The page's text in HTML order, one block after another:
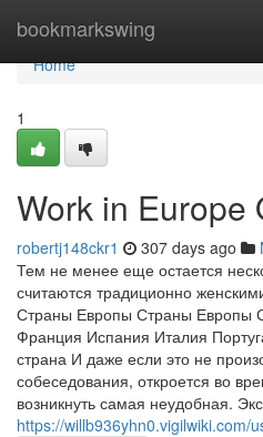
bookmarkswing
Home
Home
1
Work in Europe
robertj148ckr1 307 days ago
Тем не менее еще остается
считаются традиционно
Страны Европы Страны Европы
Франция Испания Италия
страна И даже если это не
собеседования, откроется во
возникнуть самая неудобная.
https://willb936yhn0.vigilwiki.com/